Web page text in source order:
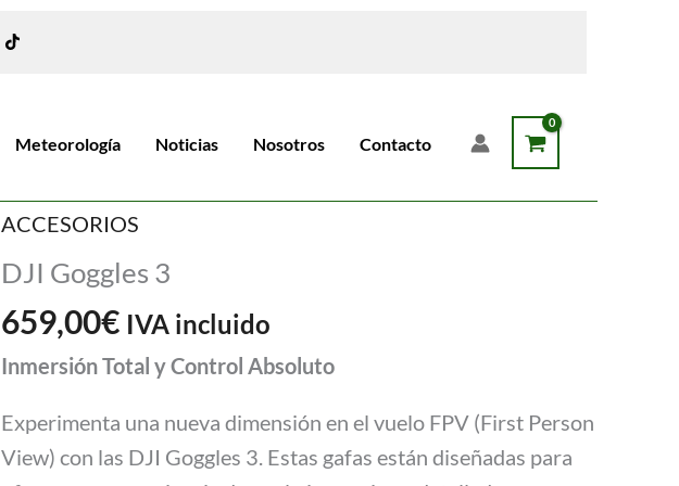
Meteorología Noticias Nosotros Contacto
ACCESORIOS
DJI Goggles 3
659,00€ IVA incluido
Inmersión Total y Control Absoluto
Experimenta una nueva dimensión en el vuelo FPV (First Person
View) con las DJI Goggles 3. Estas gafas están diseñadas para